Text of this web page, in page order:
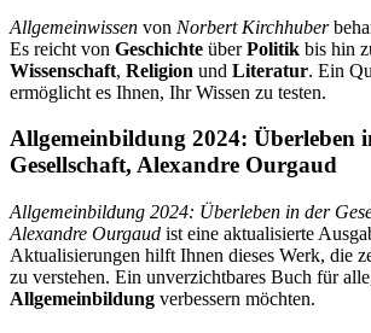
Allgemeinwissen von Norbert Kirchhuber
Es reicht von Geschichte überPolitik bis hin
Wissenschaft, Religion und Literatur. Ein
ermöglicht es Ihnen, Ihr Wissen zu testen.
Allgemeinbildung 2024: Überleben
Gesellschaft, Alexandre Ourgaud
Allgemeinbildung 2024: Überleben in der
Alexandre Ourgaud ist eine aktualisierte
Aktualisierungen hilft Ihnen dieses Werk, die
zu verstehen. Ein unverzichtbares Buch für
Allgemeinbildung verbessern möchten.